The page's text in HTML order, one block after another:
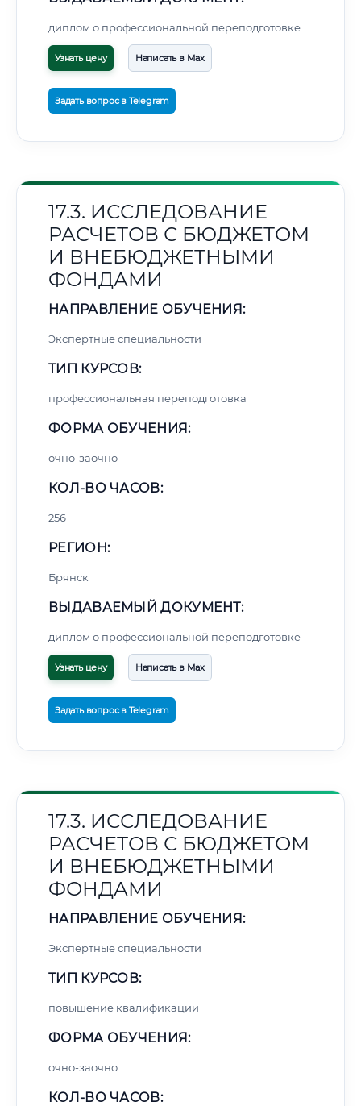
диплом о профессиональной переподготовке
Узнать цену Написать в Max
Задать вопрос в Telegram
17.3. ИССЛЕДОВАНИЕ
РАСЧЕТОВ С БЮДЖЕТОМ
И ВНЕБЮДЖЕТНЫМИ
ФОНДАМИ
НАПРАВЛЕНИЕ ОБУЧЕНИЯ:
Экспертные специальности
ТИП КУРСОВ:
профессиональная переподготовка
ФОРМА ОБУЧЕНИЯ:
очно-заочно
КОЛ-ВО ЧАСОВ:
256
РЕГИОН:
Брянск
ВЫДАВАЕМЫЙ ДОКУМЕНТ:
диплом о профессиональной переподготовке
Узнать цену Написать в Max
Задать вопрос в Telegram
17.3. ИССЛЕДОВАНИЕ
РАСЧЕТОВ С БЮДЖЕТОМ
И ВНЕБЮДЖЕТНЫМИ
ФОНДАМИ
НАПРАВЛЕНИЕ ОБУЧЕНИЯ:
Экспертные специальности
ТИП КУРСОВ:
повышение квалификации
ФОРМА ОБУЧЕНИЯ:
очно-заочно
КОЛ-ВО ЧАСОВ: